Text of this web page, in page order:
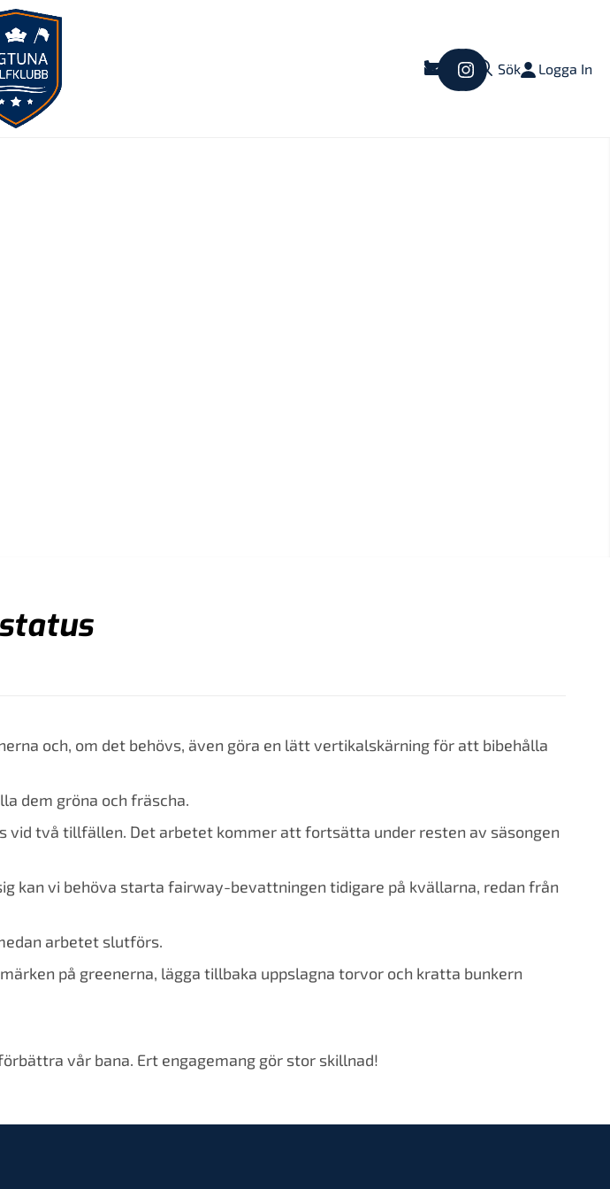
Logga In
och, om det behövs, även göra en lätt vertikalskärning för att bibehålla
dem gröna och fräscha.
vid två tillfällen. Det arbetet kommer att fortsätta under resten av säsongen
kan vi behöva starta fairway-bevattningen tidigare på kvällarna, redan från
arbetet slutförs.
på greenerna, lägga tillbaka uppslagna torvor och kratta bunkern
vår bana. Ert engagemang gör stor skillnad!